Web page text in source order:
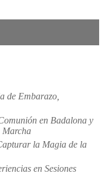
de Embarazo,
en Badalona y
Marcha
la Magia de la
en Sesiones